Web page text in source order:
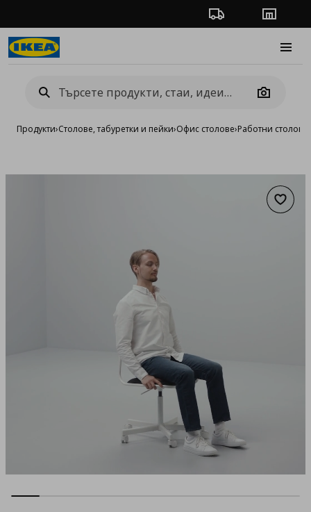
Проследяване на
Camera
Продукти›Столове, табуретки и пейки›Офис столове›Работни столове